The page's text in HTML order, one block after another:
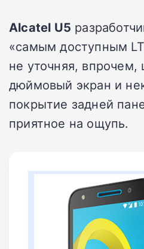
Alcatel U5
«самым доступным
не уточняя, впрочем,
дюймовый экран и
покрытие задней
приятное на ощупь.